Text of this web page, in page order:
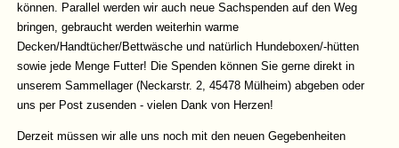
können. Parallel werden wir auch neue Sachspenden auf den Weg
bringen, gebraucht werden weiterhin warme
Decken/Handtücher/Bettwäsche und natürlich Hundeboxen/-hütten
sowie jede Menge Futter! Die Spenden können Sie gerne direkt in
unserem Sammellager (Neckarstr. 2, 45478 Mülheim) abgeben oder
uns per Post zusenden - vielen Dank von Herzen!
Derzeit müssen wir alle uns noch mit den neuen Gegebenheiten